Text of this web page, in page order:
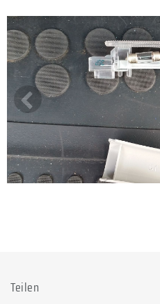
Teilen